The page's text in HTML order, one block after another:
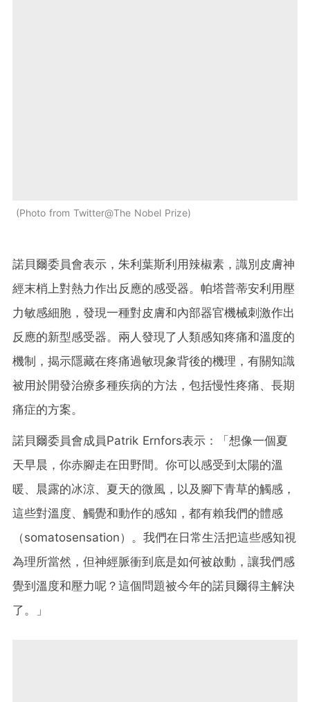
Photo from Twitter@The Nobel Prize
諾貝爾委員會表示，朱利葉斯利用辣椒素，識別皮膚神
經末梢上對熱力作出反應的感受器。帕塔普蒂安利用壓
力敏感細胞，發現一種對皮膚和內部器官機械刺激作出
反應的新型感受器。兩人發現了人類感知疼痛和溫度的
機制，揭示隱藏在疼痛過敏現象背後的機理，有關知識
被用於開發治療多種疾病的方法，包括慢性疼痛、長期
痛症的方案。
諾貝爾委員會成員Patrik Ernfors表示：「想像一個夏
天早晨，你赤腳走在田野間。你可以感受到太陽的溫
暖、晨露的冰涼、夏天的微風，以及腳下青草的觸感，
這些對溫度、觸覺和動作的感知，都有賴我們的體感
（somatosensation）。我們在日常生活把這些感知視
為理所當然，但神經脈衝到底是如何被啟動，讓我們感
覺到溫度和壓力呢？這個問題被今年的諾貝爾得主解決
了。」